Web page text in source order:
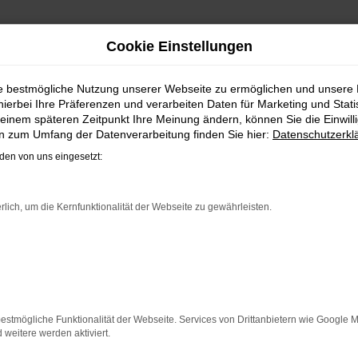
NACH
TIGUAN NEUWAGEN FÜR
Fahrten durch Bielefeld auf dem neuesten Stand
vor allem in der aktuellen Generation in den
kaufen, profitieren Sie gleich mehrfach. So bieten wir
sichern Sie sich bei jedem Kauf einen Rabatt bzw.
Leasing zu haben und entsprechend zu 100 Prozent
paar Tipps, die dir helfen können:
Cookie Einstellungen
bestmögliche Nutzung unserer Webseite zu ermöglichen und unsere
Ihre Präferenzen und verarbeiten Daten für Marketing und
späteren Zeitpunkt Ihre Meinung ändern, können Sie die
zum Umfang der Datenverarbeitung finden Sie hier:
von uns eingesetzt:
um die Kernfunktionalität der Webseite zu gewährleisten.
Funktionalität der Webseite. Services von Drittanbietern wie Google
weitere werden aktiviert.